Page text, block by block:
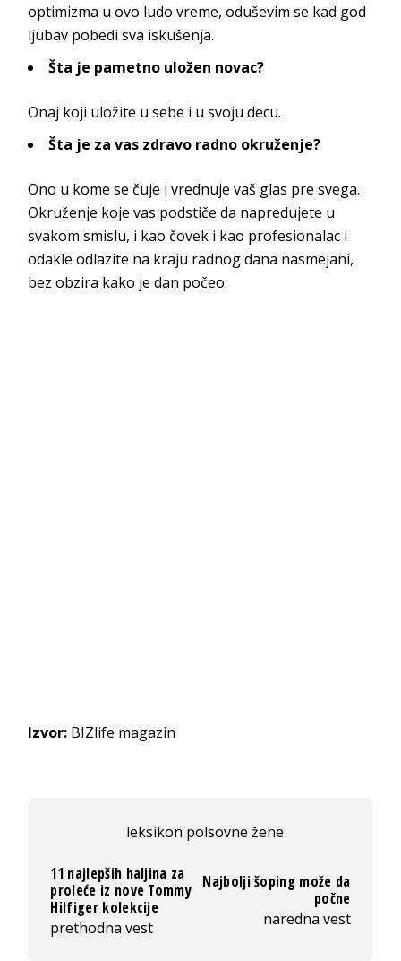
optimizma u ovo ludo vreme, oduševim se kad god
ljubav pobedi sva iskušenja.
Šta je pametno uložen novac?
Onaj koji uložite u sebe i u svoju decu.
Šta je za vas zdravo radno okruženje?
Ono u kome se čuje i vrednuje vaš glas pre svega.
Okruženje koje vas podstiče da napredujete u
svakom smislu, i kao čovek i kao profesionalac i
odakle odlazite na kraju radnog dana nasmejani,
bez obzira kako je dan počeo.
Izvor: BIZlife magazin
leksikon polsovne žene
11 najlepših haljina za
proleće iz nove Tommy
Hilfiger kolekcije
prethodna vest
Najbolji šoping može da
počne
naredna vest